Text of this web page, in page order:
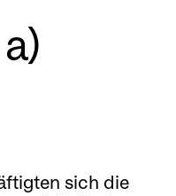
sich die